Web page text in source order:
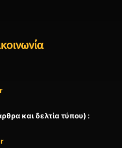
και δελτία τύπου) :